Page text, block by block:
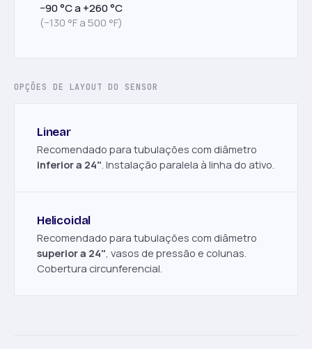
−90 °C a +260 °C
(−130 °F a 500 °F)
OPÇÕES DE LAYOUT DO SENSOR
Linear
Recomendado para tubulações com diâmetro
inferior a 24". Instalação paralela à linha do ativo.
Helicoidal
Recomendado para tubulações com diâmetro
superior a 24", vasos de pressão e colunas.
Cobertura circunferencial.